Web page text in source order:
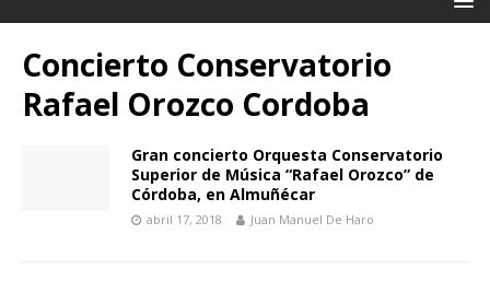
Concierto Conservatorio
Rafael Orozco Cordoba
Gran concierto Orquesta Conservatorio
Superior de Música “Rafael Orozco” de
Córdoba, en Almuñécar
abril 17, 2018 Juan Manuel De Haro